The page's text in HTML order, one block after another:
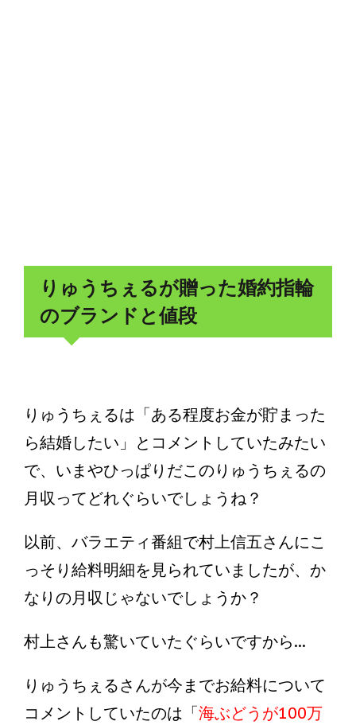
りゅうちぇるが贈った婚約指輪
のブランドと値段
りゅうちぇるは「ある程度お金が貯まった
ら結婚したい」とコメントしていたみたい
で、いまやひっぱりだこのりゅうちぇるの
月収ってどれぐらいでしょうね？
以前、バラエティ番組で村上信五さんにこ
っそり給料明細を見られていましたが、か
なりの月収じゃないでしょうか？
村上さんも驚いていたぐらいですから...
りゅうちぇるさんが今までお給料について
コメントしていたのは「海ぶどうが100万